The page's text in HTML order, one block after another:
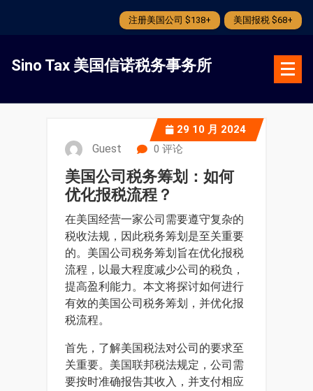
注册美国公司 $138+ 美国报税 $68+
Sino Tax 美国信诺税务事务所
29 10 月 2024
Guest 0 评论
美国公司税务筹划：如何
优化报税流程？
在美国经营一家公司需要遵守复杂的
税收法规，因此税务筹划是至关重要
的。美国公司税务筹划旨在优化报税
流程，以最大程度减少公司的税负，
提高盈利能力。本文将探讨如何进行
有效的美国公司税务筹划，并优化报
税流程。
首先，了解美国税法对公司的要求至
关重要。美国联邦税法规定，公司需
要按时准确报告其收入，并支付相应